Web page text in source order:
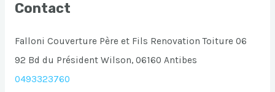
Contact
Falloni Couverture Père et Fils Renovation Toiture 06
92 Bd du Président Wilson, 06160 Antibes
0493323760